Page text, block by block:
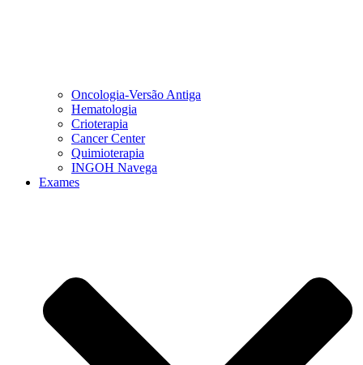
Oncologia-Versão Antiga
Hematologia
Crioterapia
Cancer Center
Quimioterapia
INGOH Navega
Exames